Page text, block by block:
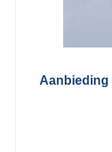
Aanbieding